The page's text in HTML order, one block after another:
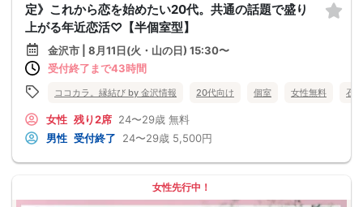
定》これから恋を始めたい20代。共通の話題で盛り
上がる年近恋活♡【半個室型】
金沢市 | 8月11日(火・山の日) 15:30〜
受付終了まで43時間
ココカラ。縁結び by 金沢情報 20代向け 個室 女性無料 石
女性 残り2席 24〜29歳 無料
男性 受付終了 24〜29歳 5,500円
女性先行中！